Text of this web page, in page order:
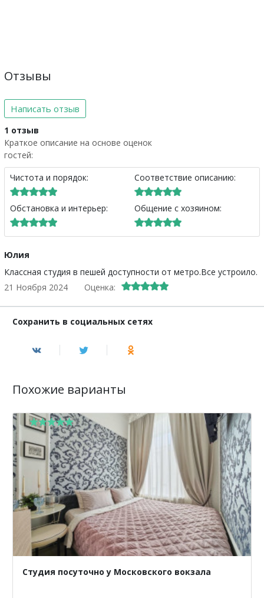
Отзывы
Написать отзыв
1 отзыв
Краткое описание на основе оценок
гостей:
Чистота и порядок:
Обстановка и интерьер:
Соответствие описанию:
Общение с хозяином:
Юлия
Классная студия в пешей доступности от метро.Все устроило.
21 Ноября 2024
Оценка:
Сохранить в социальных сетях
Похожие варианты
Студия посуточно у Московского вокзала